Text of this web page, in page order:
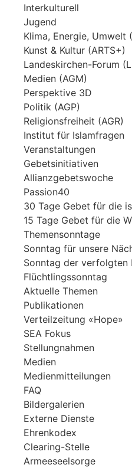
Interkulturell
Jugend
Klima, Energie, Umwelt
Kunst & Kultur (ARTS+)
Landeskirchen-Forum
Medien (AGM)
Perspektive 3D
Politik (AGP)
Religionsfreiheit (AGR)
Institut für Islamfragen
Veranstaltungen
Gebetsinitiativen
Allianzgebetswoche
Passion40
30 Tage Gebet für die
15 Tage Gebet für die
Themensonntage
Sonntag für unsere
Sonntag der verfolgten
Flüchtlingssonntag
Aktuelle Themen
Publikationen
Verteilzeitung «Hope»
SEA Fokus
Stellungnahmen
Medien
Medienmitteilungen
FAQ
Bildergalerien
Externe Dienste
Ehrenkodex
Clearing-Stelle
Armeeseelsorge